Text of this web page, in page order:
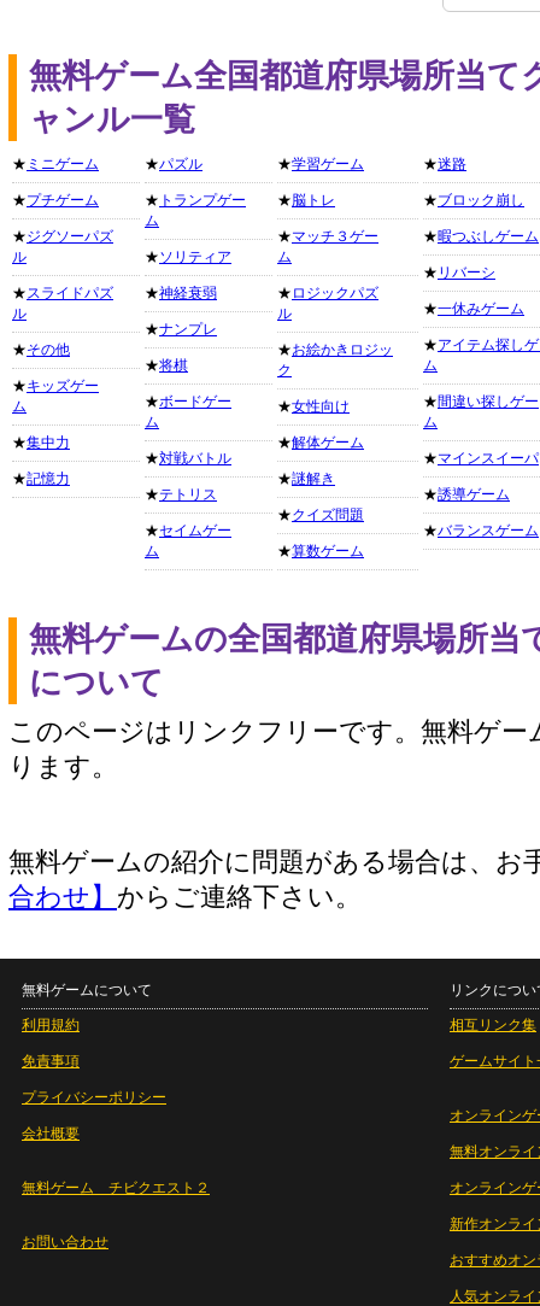
無料ゲーム全国都道府県場所当て
ャンル一覧
★ ミニゲーム
★プチゲーム
★ジグソーパズ
ル
★スライドパズ
ル
★その他
★キッズゲー
ム
★集中力
★記憶力
★パズル
★ トランプゲー
ム
★ソリティア
★神経衰弱
★ナンプレ
★将棋
★ボードゲー
ム
★対戦バトル
★テトリス
★セイムゲー
ム
★学習ゲーム
★脳トレ
★マッチ３ゲー
ム
★ ロジックパズ
ル
★お絵かきロジッ
ク
★女性向け
★解体ゲーム
★謎解き
★クイズ問題
★算数ゲーム
★迷路
★ブロック崩し
★暇つぶしゲーム
★ リバーシ
★一休みゲーム
★アイテム探し
ム
★間違い探しゲー
ム
★マインスイーパ
★誘導ゲーム
★バランスゲーム
無料ゲームの全国都道府県場所当
について
このページはリンクフリーです。無料ゲー
ります。
無料ゲームの紹介に問題がある場合は、お
合わせ】 からご連絡下さい。
無料ゲームについて
利用規約
免責事項
プライバシーポリシー
会社概要
無料ゲーム チビクエスト２
お問い合わせ
リンクについ
相互リンク集
ゲームサイト
オンラインゲ
無料オンライ
オンライン
新作オンライ
おすすめオ
人気オンラ